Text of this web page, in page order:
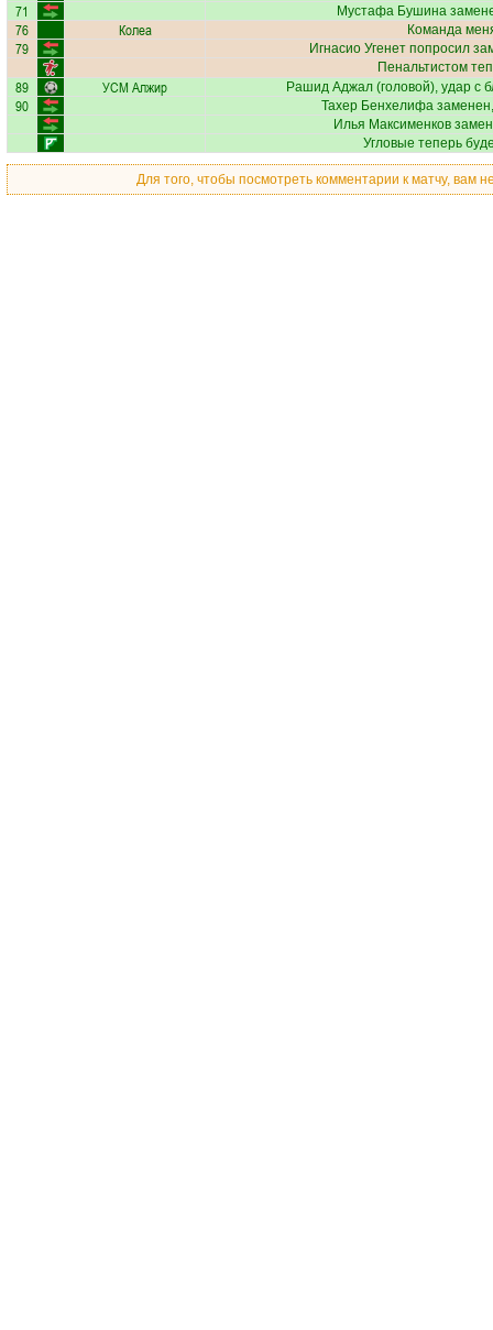
71 Мустафа Бушина
76 Колеа Команда
79 Игнасио Угенет попросил
Пенальтистом
89 УСМ Алжир Рашид Аджал(головой), удар с
90 Тахер Бенхелифа
Илья Максименков
Угловые теперь
Для того, чтобы посмотреть комментарии к матчу, вам